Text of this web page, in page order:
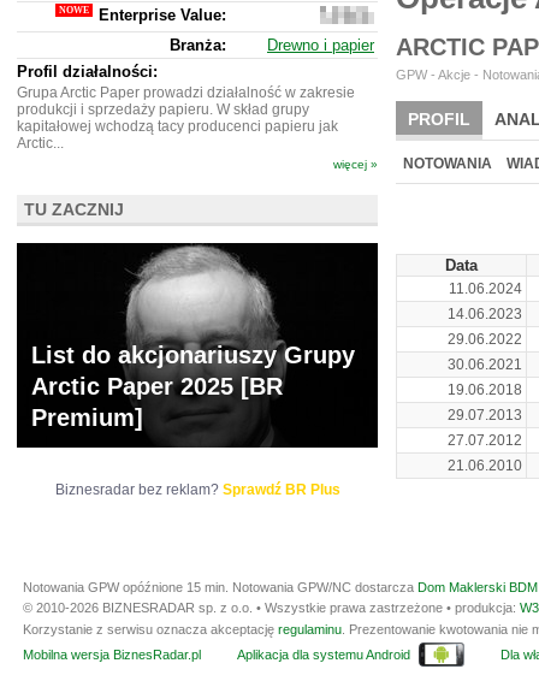
ARCTIC
GPW - Akcje -
PROFIL
WYCENA BR
NOTOWANIA
Data
11.06.2024
14.06.2023
29.06.2022
30.06.2021
19.06.2018
29.07.2013
27.07.2012
21.06.2010
Enterprise Value:
961
436
Branża:
Drewno i papier
Profil działalności:
Grupa Arctic Paper prowadzi działalność w zakresie
produkcji i sprzedaży papieru. W skład grupy
kapitałowej wchodzą tacy producenci papieru jak
Arctic...
więcej »
TU ZACZNIJ
List do akcjonariuszy Grupy
Arctic Paper 2025 [BR
Premium]
Biznesradar bez reklam? Sprawdź BR Plus
Notowania GPW opóźnione 15 min. Notowania GPW/NC dostarcza Dom Maklerski
© 2010-2026 BIZNESRADAR sp. z o.o. • Wszystkie prawa zastrzeżone • produkcja:
Korzystanie z serwisu oznacza akceptację regulaminu . Prezentowanie kwotowania
Mobilna wersja BiznesRadar.pl
Aplikacja dla systemu Android Dla